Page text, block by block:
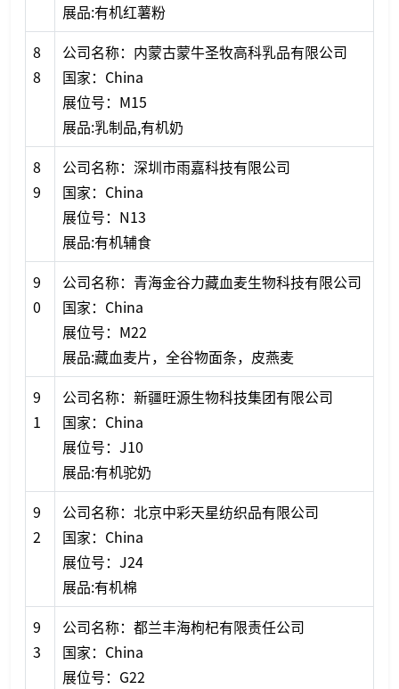
展品:有机红薯粉
8
8
公司名称：内蒙古蒙牛圣牧高科乳品有限公司
国家：China
展位号：M15
展品:乳制品,有机奶
8
9
公司名称：深圳市雨嘉科技有限公司
国家：China
展位号：N13
展品:有机辅食
9
0
公司名称：青海金谷力藏血麦生物科技有限公司
国家：China
展位号：M22
展品:藏血麦片，全谷物面条，皮燕麦
9
1
公司名称：新疆旺源生物科技集团有限公司
国家：China
展位号：J10
展品:有机驼奶
9
2
公司名称：北京中彩天星纺织品有限公司
国家：China
展位号：J24
展品:有机棉
9
3
公司名称：都兰丰海枸杞有限责任公司
国家：China
展位号：G22